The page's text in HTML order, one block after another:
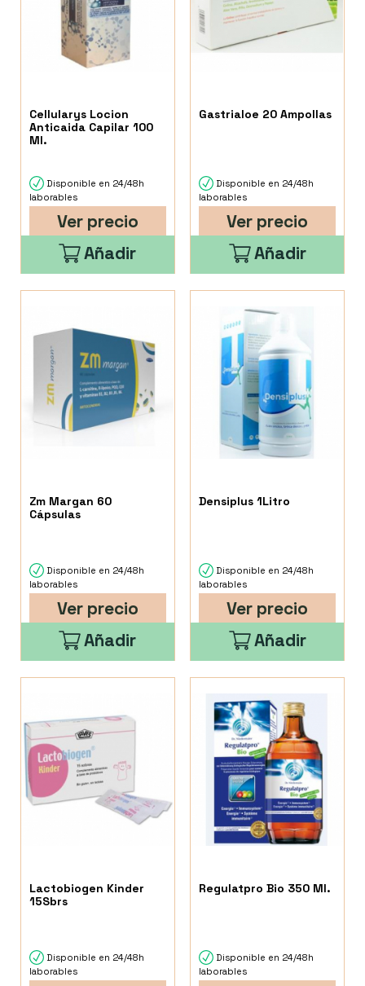
Cellularys Locion
Anticaida Capilar 100
Ml.
Disponible en 24/48h
laborables
Ver precio
Añadir
Gastrialoe 20 Ampollas
Disponible en 24/48h
laborables
Ver precio
Añadir
Zm Margan 60
Cápsulas
Disponible en 24/48h
laborables
Ver precio
Añadir
Densiplus 1Litro
Disponible en 24/48h
laborables
Ver precio
Añadir
Lactobiogen Kinder
15Sbrs
Disponible en 24/48h
laborables
Regulatpro Bio 350 Ml.
Disponible en 24/48h
laborables